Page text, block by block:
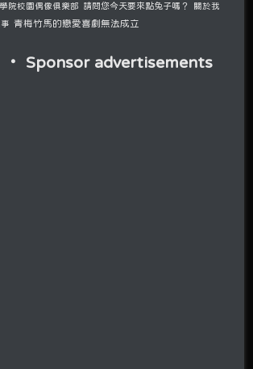
院校園偶像俱樂部 請問您今天要來點兔子嗎？ 關於我
青梅竹馬的戀愛喜劇無法成立
‧ Sponsor advertisements